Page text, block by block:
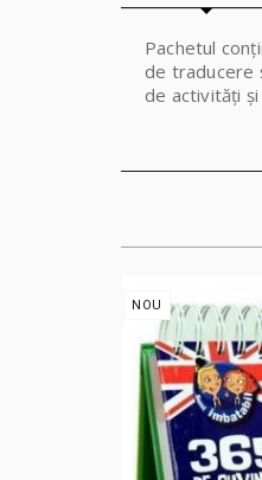
Pachetul
de traducere
de activități
NOU